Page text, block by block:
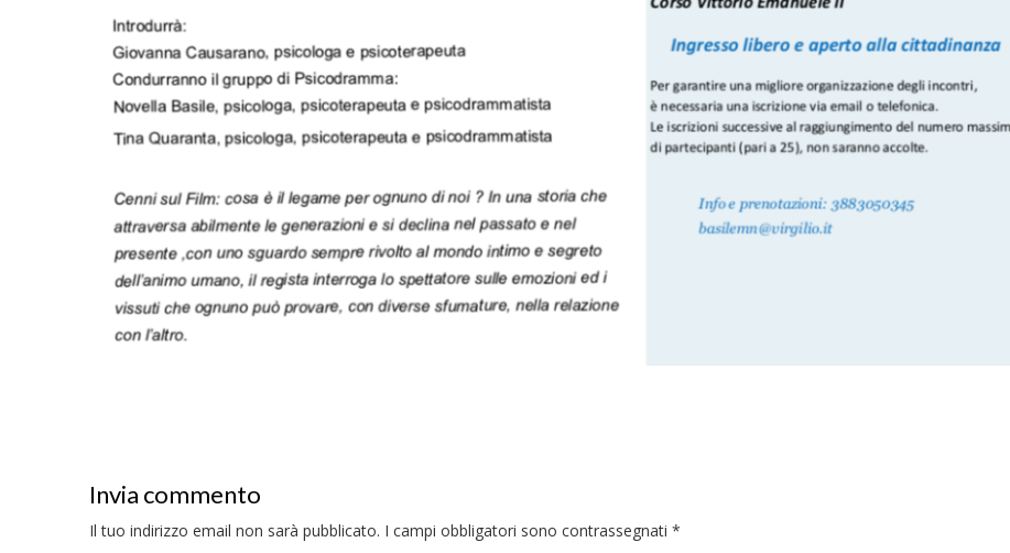
Invia commento
Il tuo indirizzo email non sarà pubblicato. I campi obbligatori sono contrassegnati *